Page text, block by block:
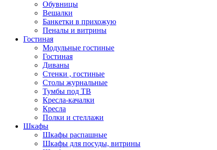
Обувницы
Вешалки
Банкетки в прихожую
Пеналы и витрины
Гостиная
Модульные гостиные
Гостиная
Диваны
Стенки , гостиные
Столы журнальные
Тумбы под ТВ
Кресла-качалки
Кресла
Полки и стеллажи
Шкафы
Шкафы распашные
Шкафы для посуды, витрины